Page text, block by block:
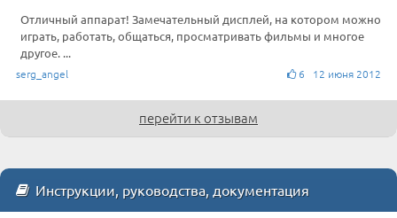
Отличный аппарат! Замечательный дисплей, на котором можно
играть, работать, общаться, просматривать фильмы и многое
другое. ...
serg_angel 6 12 июня 2012
перейти к отзывам
Инструкции, руководства, документация